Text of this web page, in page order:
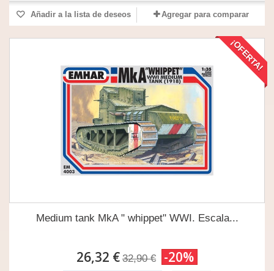
Añadir a la lista de deseos Agregar para comparar
¡OFERTA!
Medium tank MkA " whippet" WWI. Escala...
26,32 € 32,90 € -20%